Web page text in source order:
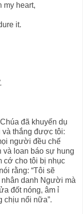
my heart,
it.
đã khuyến dụ
thắng được tôi:
người đều chế
và loan báo sự hung
cớ cho tôi bị nhục
rằng: “Tôi sẽ
danh Người mà
đốt nóng, âm ỉ
chịu nổi nữa”.